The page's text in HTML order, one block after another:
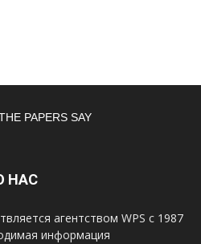
НАС
агентством WPS с 1987
информация